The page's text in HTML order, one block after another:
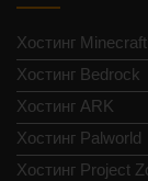
Хостинг Minecraft
Хостинг Bedrock
Хостинг ARK
Хостинг Palworld
Хостинг Project